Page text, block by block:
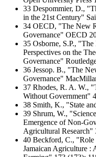
33 Despommier, D.,
in the 21st Century"
34 OECD, "The New
Governance" OECD
35 Osborne, S.P.,
Perspectives on the
Governance"
36 Jessop. B., "The
Governance"
37 Rhodes, R. A. W.,
Without Government"
38 Smith, K., "State
39 Shrum, W.,
Emergence of Non-
Agricultural Research"
40 Beckford, C.,
Jamaican Agriculture :